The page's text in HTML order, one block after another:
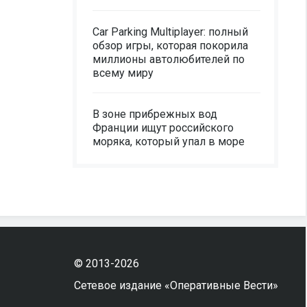
Car Parking Multiplayer: полный
обзор игры, которая покорила
миллионы автолюбителей по
всему миру
В зоне прибрежных вод
Франции ищут российского
моряка, который упал в море
© 2013-2026
Сетевое издание «Оперативные Вести»